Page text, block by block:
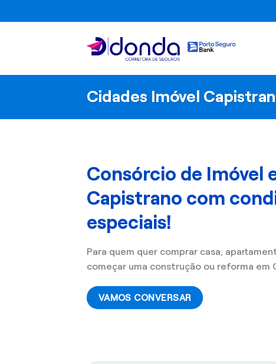
to
Cidades Imóvel
Consórcio de Imóvel
Capistrano com
especiais!
Para quem quer comprar casa,
começar uma construção ou reforma em
VAMOS CONVERSAR